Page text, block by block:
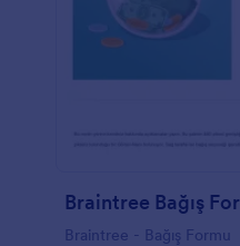
Braintree Bağış
Braintree - Bağış Formu